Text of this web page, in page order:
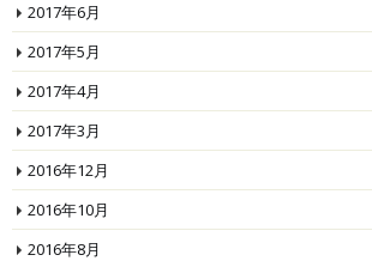
2017年6月
2017年5月
2017年4月
2017年3月
2016年12月
2016年10月
2016年8月